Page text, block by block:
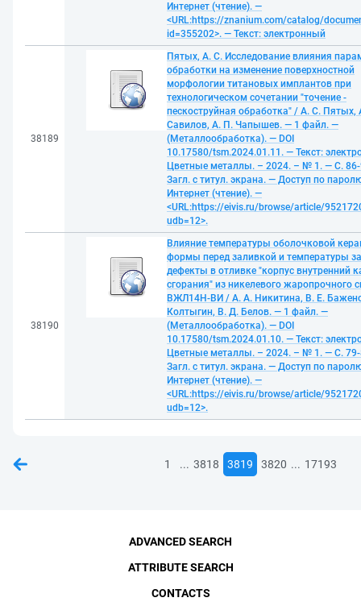
Интернет (чтение). —
<URL:https://znanium.com/catalog/
id=355202>. — Текст: электронный
38189
Пятых, А. С. Исследование влияния
обработки на изменение поверхностной
морфологии титановых имплантов при
технологическом сочетании "точение -
пескоструйная обработка" / А. С. Пятых,
Савилов, А. П. Чапышев. — 1 файл. —
(Металлообработка). — DOI
10.17580/tsm.2024.01.11. — Текст:
Цветные металлы. – 2024. – № 1. — С.
Загл. с титул. экрана. — Доступ по
Интернет (чтение). —
<URL:https://eivis.ru/browse/article/
udb=12>.
38190
Влияние температуры оболочковой
формы перед заливкой и температуры
дефекты в отливке "корпус внутренний
сгорания" из никелевого жаропрочного
ВЖЛ14Н-ВИ / А. А. Никитина, В. Е.
Колтыгин, В. Д. Белов. — 1 файл. —
(Металлообработка). — DOI
10.17580/tsm.2024.01.10. — Текст:
Цветные металлы. – 2024. – № 1. — С.
Загл. с титул. экрана. — Доступ по
Интернет (чтение). —
<URL:https://eivis.ru/browse/article/
udb=12>.
1 ... 3818 3819 3820 ... 17193
ADVANCED SEARCH
ATTRIBUTE SEARCH
CONTACTS